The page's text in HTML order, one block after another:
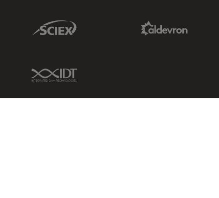
Sciex Link
IDT Link